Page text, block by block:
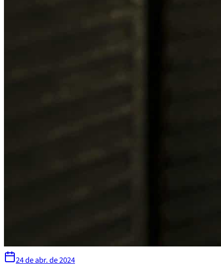
24 de abr. de 2024